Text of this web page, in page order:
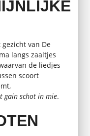
van De
langs zaaltjes
de liedjes
scoort
gain schot in mie.